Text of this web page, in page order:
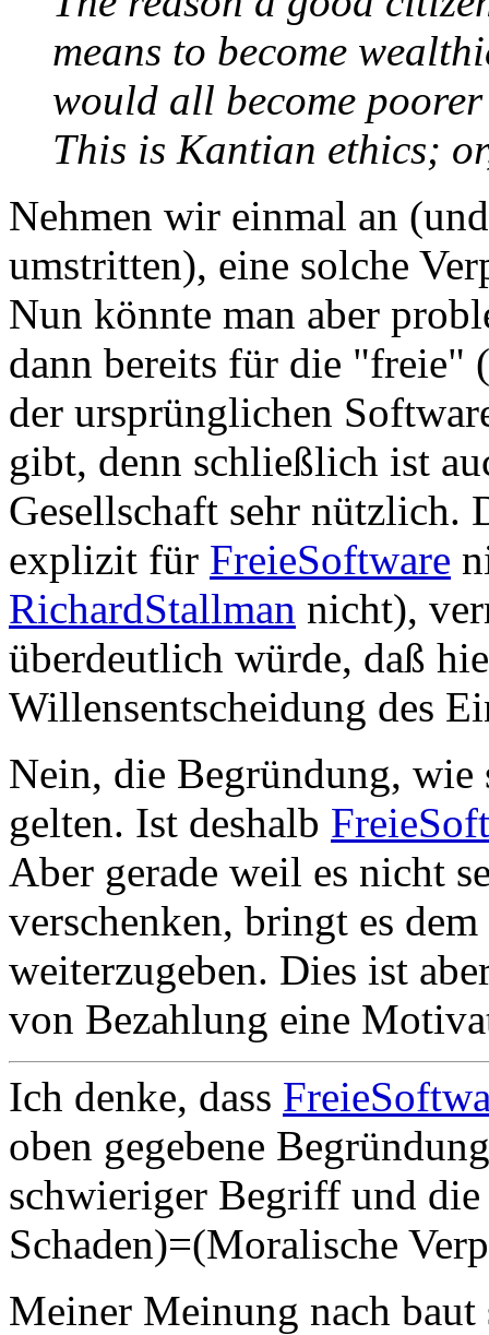
means to become
would all become
This is Kantian ethics;
Nehmen wir einmal an
umstritten), eine solche
Nun könnte man aber
dann bereits für die "freie"
der ursprünglichen
gibt, denn schließlich ist
Gesellschaft sehr nützlich.
explizit für FreieSoftware
RichardStallman nicht),
überdeutlich würde, daß
Willensentscheidung des
Nein, die Begründung, wie
gelten. Ist deshalb
Aber gerade weil es nicht
verschenken, bringt es
weiterzugeben. Dies ist
von Bezahlung eine
Ich denke, dass
oben gegebene
schwieriger Begriff und
Schaden)=(Moralische
Meiner Meinung nach baut